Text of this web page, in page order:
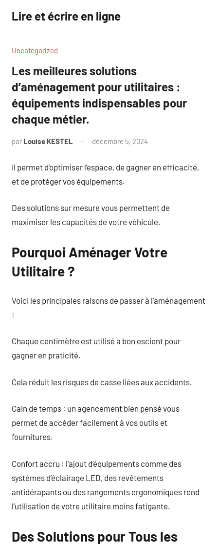
contenu
Lire et écrire en ligne
Uncategorized
Les meilleures solutions
d’aménagement pour utilitaires :
équipements indispensables pour
chaque métier.
par Louise KESTEL décembre 5, 2024
Il permet d’optimiser l’espace, de gagner en efficacité,
et de protéger vos équipements.
Des solutions sur mesure vous permettent de
maximiser les capacités de votre véhicule.
Pourquoi Aménager Votre
Utilitaire ?
Voici les principales raisons de passer à l’aménagement
:
Chaque centimètre est utilisé à bon escient pour
gagner en praticité.
Cela réduit les risques de casse liées aux accidents.
Gain de temps : un agencement bien pensé vous
permet de accéder facilement à vos outils et
fournitures.
Confort accru : l’ajout d’équipements comme des
systèmes d’éclairage LED, des revêtements
antidérapants ou des rangements ergonomiques rend
l’utilisation de votre utilitaire moins fatigante.
Des Solutions pour Tous les